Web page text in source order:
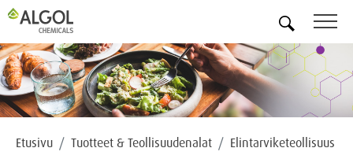
Etusivu Tuotteet & Teollisuudenalat Elintarviketeollisuus